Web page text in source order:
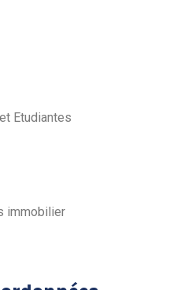
Etudiantes
immobilier